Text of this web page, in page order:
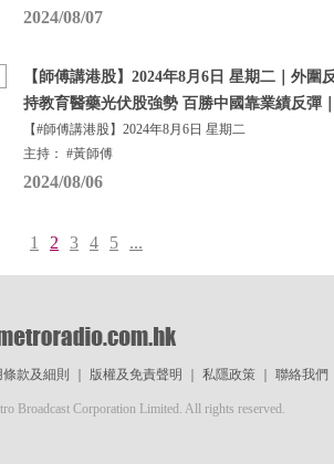
2024/08/07
【師傅講港股】2024年8月6日 星期二｜外圍
持教育醫藥光伏股強勢 百勝中國靠業績反彈
【#師傅講港股】2024年8月6日 星期二
主持： #黃師傅
2024/08/06
1 2 3 4 5 ...
款及細則 版權及免責聲明 私隱政策｜ 聯絡我們
Broadcast Corporation Limited. All rights reserved.